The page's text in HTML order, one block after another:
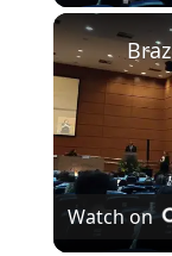
Watch on